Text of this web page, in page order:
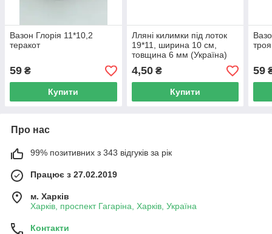
Вазон Глорія 11*10,2
теракот
59 ₴
Купити
Лляні килимки під лоток
19*11, ширина 10 см,
товщина 6 мм (Україна)
4,50₴
Купити
59
Про нас
99% позитивних з 343 відгуків за рік
Працює з 27.02.2019
м. Харків
Харків, проспект Гагаріна, Харків, Україна
Контакти